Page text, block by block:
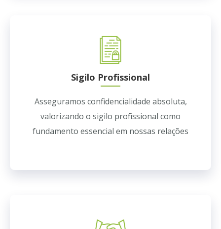
Sigilo Profissional
Asseguramos confidencialidade absoluta,
valorizando o sigilo profissional como
fundamento essencial em nossas relações